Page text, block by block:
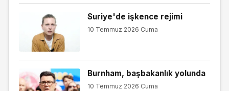
Suriye'de işkence rejimi
10 Temmuz 2026 Cuma
Burnham, başbakanlık yolunda
10 Temmuz 2026 Cuma